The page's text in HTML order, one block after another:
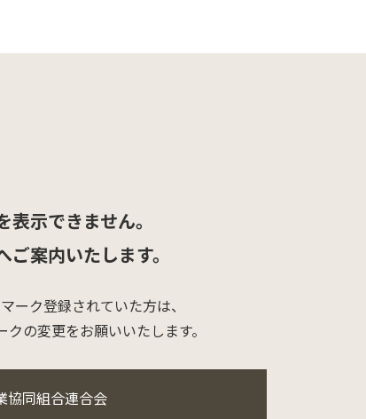
表示できません。
ご案内いたします。
ーク登録されていた方は、
の変更をお願いいたします。
協同組合連合会